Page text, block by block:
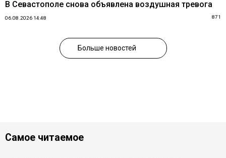
В Севастополе снова объявлена воздушная тревога
06.08.2026 14:48 871
Больше новостей
Самое читаемое